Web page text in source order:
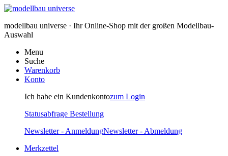
modellbau universe · Ihr Online-Shop mit der großen Modellbau-
Auswahl
Menu
Suche
Warenkorb
Konto
Ich habe ein Kundenkontozum Login
Statusabfrage Bestellung
Newsletter - AnmeldungNewsletter - Abmeldung
Merkzettel